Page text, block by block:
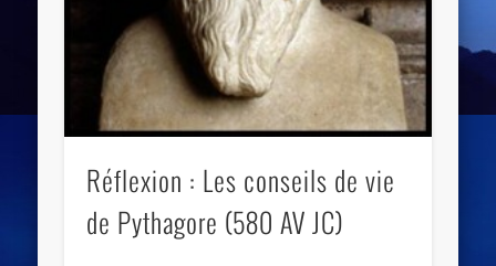
Réflexion : Les conseils de vie
de Pythagore (580 AV JC)